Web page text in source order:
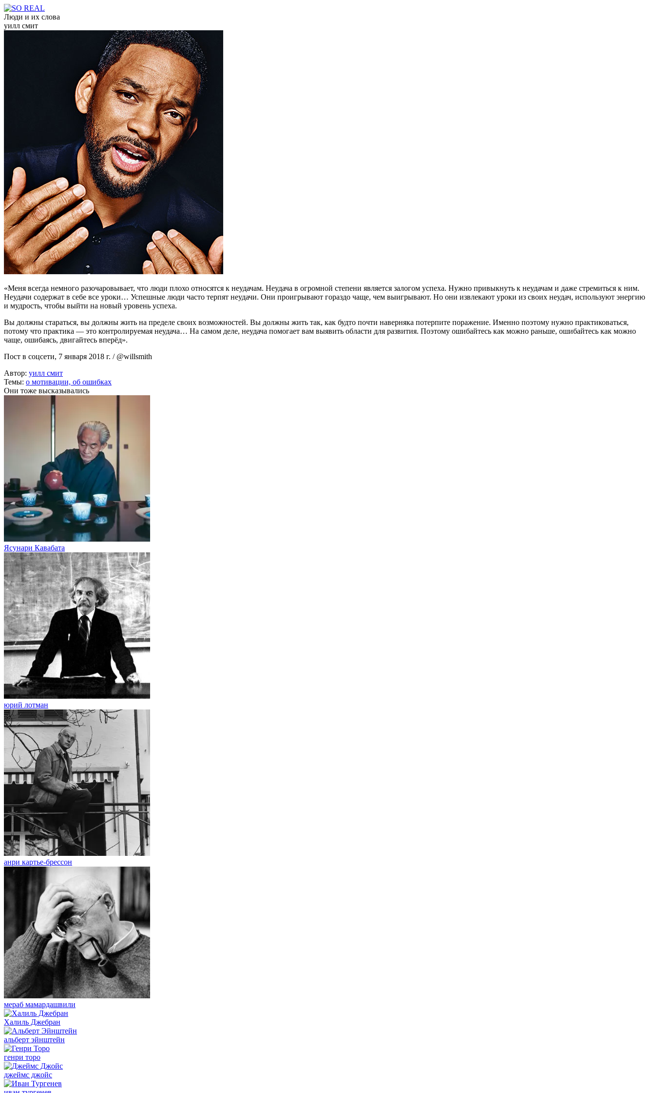
Люди и их слова
уилл смит
«Меня всегда немного разочаровывает, что люди плохо относятся к неудачам. Неудача в огромной степени является залогом успеха. Нужно привыкнуть к неудачам и даже стремиться к ним.
Неудачи содержат в себе все уроки… Успешные люди часто терпят неудачи. Они проигрывают гораздо чаще, чем выигрывают. Но они извлекают уроки из своих неудач, используют энергию
и мудрость, чтобы выйти на новый уровень успеха.
Вы должны стараться, вы должны жить на пределе своих возможностей. Вы должны жить так, как будто почти наверняка потерпите поражение. Именно поэтому нужно практиковаться,
потому что практика — это контролируемая неудача… На самом деле, неудача помогает вам выявить области для развития. Поэтому ошибайтесь как можно раньше, ошибайтесь как можно
чаще, ошибаясь, двигайтесь вперёд».
Пост в соцсети, 7 января 2018 г. / @willsmith
Автор: уилл смит
Темы: о мотивации, об ошибках
Они тоже высказывались
Ясунари Кавабата
юрий лотман
анри картье-брессон
мераб мамардашвили
Халиль Джебран
альберт эйнштейн
генри торо
джеймс джойс